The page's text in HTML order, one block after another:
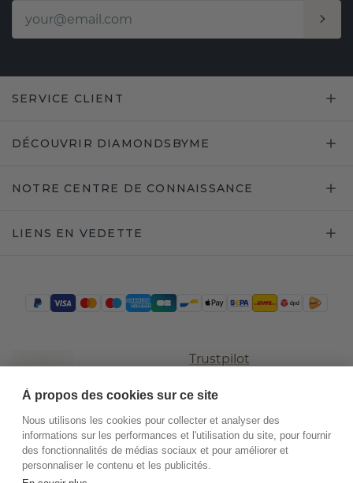
SERVICE CLIENT
DÉCOUVRIR DIAMONDSBYME
NOTRE CENTRE DE CONNAISSANCE
LIENS EN VEDETTE
Trustpilot
À propos des cookies sur ce site
Nous utilisons les cookies pour collecter et analyser des
informations sur les performances et l'utilisation du site, pour fournir
des fonctionnalités de médias sociaux et pour améliorer et
personnaliser le contenu et les publicités.